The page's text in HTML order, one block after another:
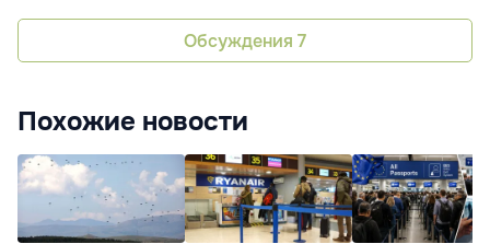
Обсуждения 7
Похожие новости